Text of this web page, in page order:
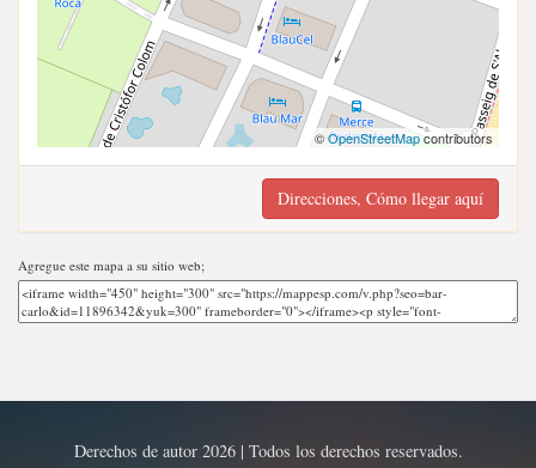
©OpenStreetMapcontributors
Direcciones, Cómo llegar aquí
Agregue este mapa a su sitio web;
Derechos de autor 2026 | Todos los derechos reservados.